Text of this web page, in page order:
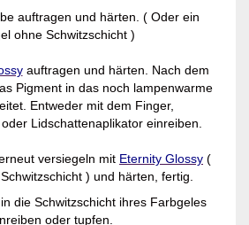
auftragen und härten. ( Oder ein
ohne Schwitzschicht )
auftragen und härten. Nach dem
Pigment in das noch lampenwarme
Entweder mit dem Finger,
Lidschattenaplikator einreiben.
versiegeln mit Eternity Glossy (
) und härten, fertig.
die Schwitzschicht ihres Farbgeles
oder tupfen.